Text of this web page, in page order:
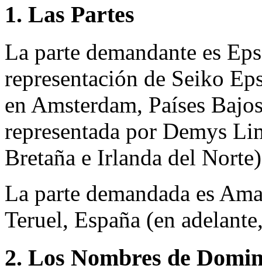
1. Las Partes
La parte demandante es
representación de Seiko
en Amsterdam, Países
representada por Demys
Bretaña e Irlanda del
La parte demandada es
Teruel, España (en
2. Los Nombres de